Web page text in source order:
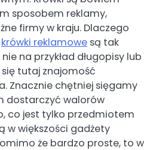
sposobem reklamy,
firmy w kraju. Dlaczego
krówki reklamowe są tak
na przykład długopisy lub
się tutaj znajomość
Znacznie chętniej sięgamy
dostarczyć walorów
co jest tylko przedmiotem
w większości gadżety
że bardzo proste, to w